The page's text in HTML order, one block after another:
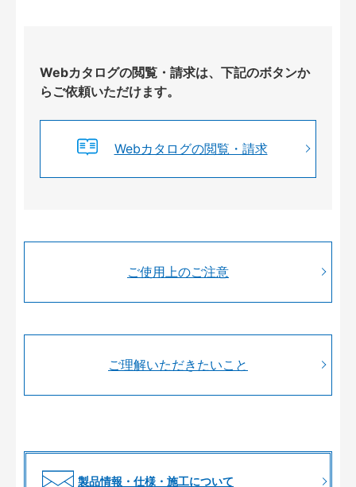
Webカタログの閲覧・請求は、下記のボタンか
らご依頼いただけます。
Webカタログの閲覧・請求
ご使用上のご注意
ご理解いただきたいこと
製品情報・仕様・施工について